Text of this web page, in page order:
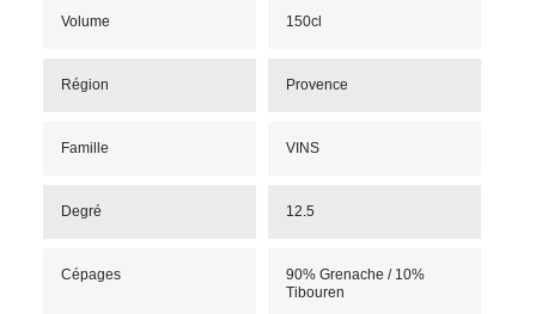
Volume 150cl
Région Provence
Famille VINS
Degré 12.5
Cépages
90% Grenache / 10%
Tibouren